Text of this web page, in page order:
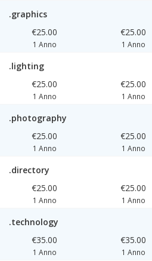
.graphics
€25.00
1 Anno
€25.00
1 Anno
.lighting
€25.00
1 Anno
€25.00
1 Anno
.photography
€25.00
1 Anno
€25.00
1 Anno
.directory
€25.00
1 Anno
€25.00
1 Anno
.technology
€35.00
1 Anno
€35.00
1 Anno